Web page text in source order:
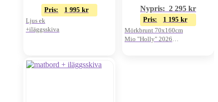
Pris: 1 995 kr
Ljus ek
+iläggsskiva
Nypris: 2 295 kr
Pris: 1 195 kr
Mörkbrunt 70x160cm
Mio "Holly" 2026